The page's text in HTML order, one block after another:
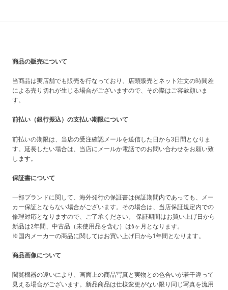
商品の販売について
当商品は実店舗でも販売を行なっており、店頭販売とネット注文の時間差
による売り切れが生じる場合がございますので、その際はご容赦願いま
す。
前払い（銀行振込）の支払い期限について
前払いの期限は、当店の受注確認メールを送信した日から3日間となりま
す。延長したい場合は、当店にメールか電話でのお問い合わせをお願い致
します。
保証書について
一部ブランドに関して、海外発行の保証書は保証期間内であっても、メー
カー保証とならない場合がございます。その場合は、当店保証規定内での
修理対応となりますので、ご了承ください。 保証期間はお買い上げ日から
新品は2年間、中古品（未使用品を含む）は6ヶ月となります。
※国内メーカーの商品に関してはお買い上げ日から1年間となります。
商品画像について
閲覧機器の違いにより、画面上の商品写真と実物との色合いが若干違って
見える場合がございます。新品商品は仕様変更がない限り同じ写真を流用